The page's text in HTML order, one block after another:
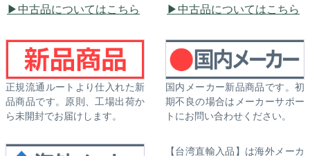
中古品についてはこちら 中古品についてはこちら
正規流通ルートより仕入れた新
品商品です。原則、工場出荷か
ら未開封でお届けします。
国内メーカー新品商品です。初
期不良の場合はメーカーサポー
トにお問い合わせください。
【台湾直輸入品】は海外メーカ